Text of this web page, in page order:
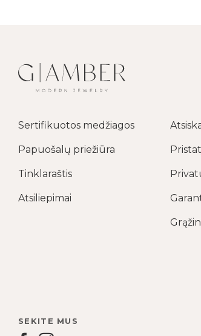
Sertifikuotos medžiagos
Papuošalų priežiūra
Tinklaraštis
Atsiliepimai
SEKITE MUS